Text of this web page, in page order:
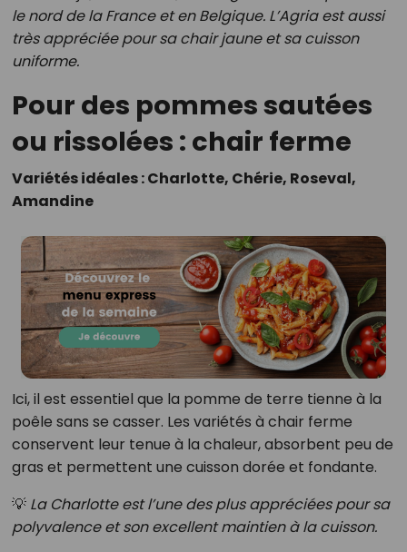
le nord de la France et en Belgique. L’Agria est aussi
très appréciée pour sa chair jaune et sa cuisson
uniforme.
Pour des pommes sautées
ou rissolées : chair ferme
Variétés idéales : Charlotte, Chérie, Roseval,
Amandine
Ici, il est essentiel que la pomme de terre tienne à la
poêle sans se casser. Les variétés à chair ferme
conservent leur tenue à la chaleur, absorbent peu de
gras et permettent une cuisson dorée et fondante.
💡 La Charlotte est l’une des plus appréciées pour sa
polyvalence et son excellent maintien à la cuisson.